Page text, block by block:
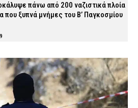
πάνω από 200 ναζιστικά πλοία
που ξυπνά μνήμες του Β’ Παγκοσμίου
2026 13:25
Ενιαίας Αίτησης Ενίσχυσης
κάνετε διορθώσεις